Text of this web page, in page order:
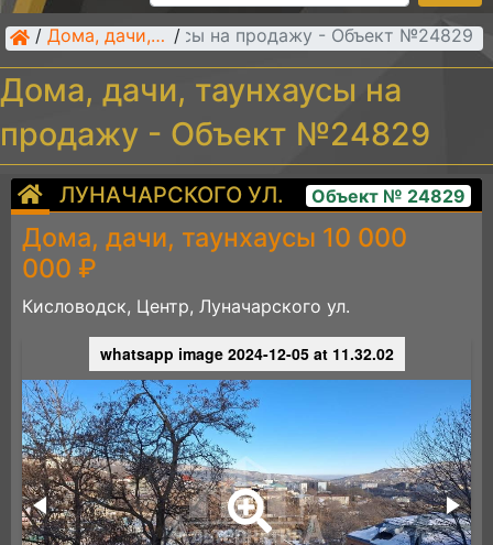
/ Дома, дачи, таунхаусы /
Дома, дачи, таунхаусы на продажу - Объект №24829
Дома, дачи, таунхаусы на
продажу - Объект №24829
ЛУНАЧАРСКОГО УЛ. Объект № 24829
Дома, дачи, таунхаусы 10 000
000 ₽
Кисловодск, Центр, Луначарского ул.
whatsapp image 2024-12-05 at 11.32.02